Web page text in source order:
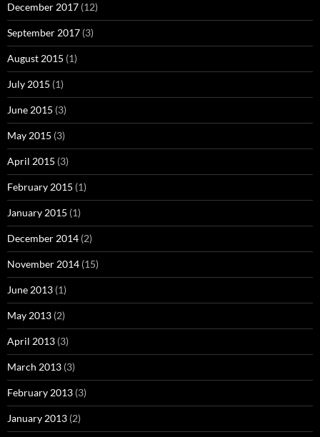
December 2017 (12)
September 2017 (3)
August 2015 (1)
July 2015 (1)
June 2015 (3)
May 2015 (3)
April 2015 (3)
February 2015 (1)
January 2015 (1)
December 2014 (2)
November 2014 (15)
June 2013 (1)
May 2013 (2)
April 2013 (3)
March 2013 (3)
February 2013 (3)
January 2013 (2)